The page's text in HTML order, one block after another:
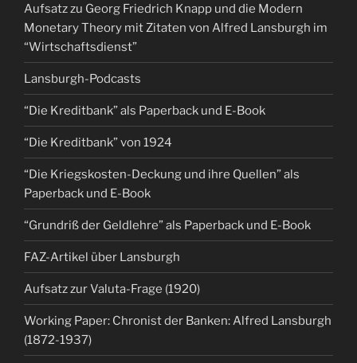
Aufsatz zu Georg Friedrich Knapp und die Modern
Monetary Theory mit Zitaten von Alfred Lansburgh im
“Wirtschaftsdienst”
Lansburgh-Podcasts
“Die Kreditbank” als Paperback und E-Book
“Die Kreditbank” von 1924
“Die Kriegskosten-Deckung und ihre Quellen” als
Paperback und E-Book
“Grundriß der Geldlehre” als Paperback und E-Book
FAZ-Artikel über Lansburgh
Aufsatz zur Valuta-Frage (1920)
Working Paper: Chronist der Banken: Alfred Lansburgh
(1872-1937)